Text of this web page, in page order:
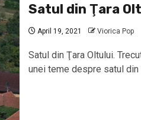
Satul din Ţara
April 19, 2021 Viorica Pop
Satul din Ţara Oltului.
unei teme despre satul din